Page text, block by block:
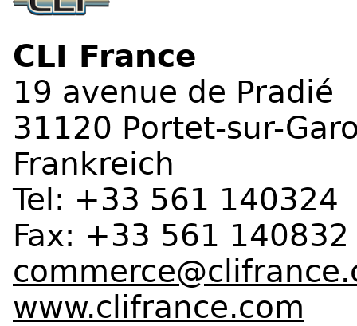
CLI France
19 avenue de Pradié
31120 Portet-sur-
Frankreich
Tel: +33 561 140324
Fax: +33 561 140832
www.clifrance.com